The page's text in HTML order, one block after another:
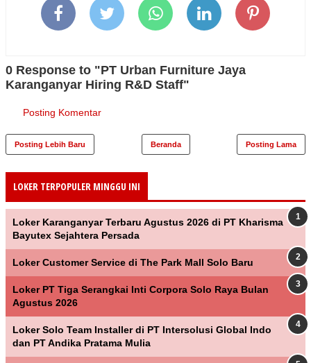
0 Response to "PT Urban Furniture Jaya
Karanganyar Hiring R&D Staff"
Posting Komentar
Posting Lebih Baru Posting Lama
Beranda
LOKER TERPOPULER MINGGU INI
Loker Karanganyar Terbaru Agustus 2026 di PT Kharisma
Bayutex Sejahtera Persada
Loker Customer Service di The Park Mall Solo Baru
Loker PT Tiga Serangkai Inti Corpora Solo Raya Bulan
Agustus 2026
Loker Solo Team Installer di PT Intersolusi Global Indo
dan PT Andika Pratama Mulia